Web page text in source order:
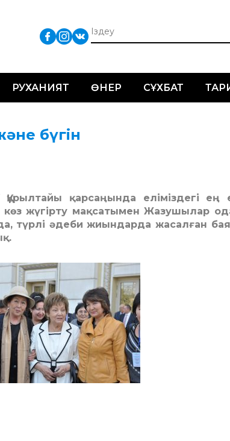
РУХАНИЯТ ӨНЕР СҰХБАТ
бүгін
қарсаңында еліміздегі ең
көз жүгірту мақсатымен Жазушылар
түрлі әдеби жиындарда жасалған